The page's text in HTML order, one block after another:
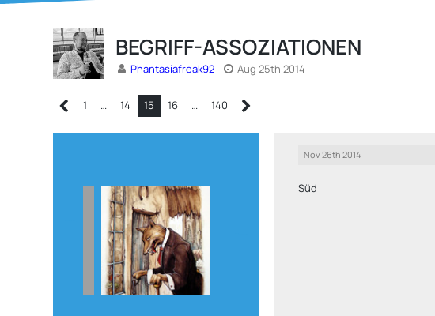
BEGRIFF-ASSOZIATIONEN
Phantasiafreak92 Aug 25th 2014
1 … 14 15 16 … 140
Nov 26th 2014
Süd